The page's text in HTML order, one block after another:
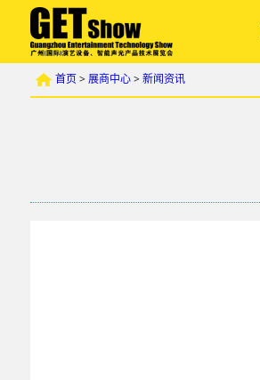
首页>展商中心>新闻资讯